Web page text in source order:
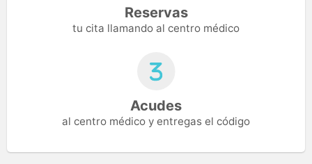
Reservas
tu cita llamando al centro médico
Acudes
al centro médico y entregas el código